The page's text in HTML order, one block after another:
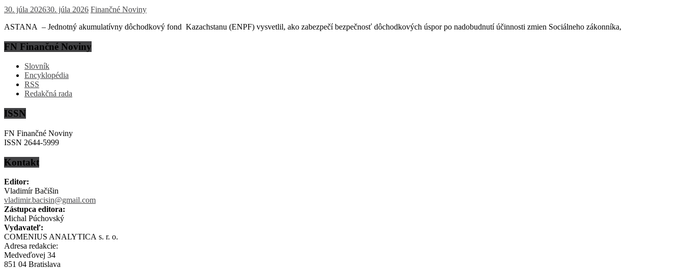
30. júla 202630. júla 2026 Finančné Noviny
ASTANA – Jednotný akumulatívny dôchodkový fond Kazachstanu (ENPF) vysvetlil, ako zabezpečí bezpečnosť dôchodkových úspor po nadobudnutí účinnosti zmien Sociálneho zákonníka,
FN Finančné Noviny
Slovník
Encyklopédia
RSS
Redakčná rada
ISSN
FN Finančné Noviny
ISSN 2644-5999
Kontakt
Editor:
Vladimír Bačišin
vladimir.bacisin@gmail.com
Zástupca editora:
Michal Púchovský
Vydavateľ:
COMENIUS ANALYTICA s. r. o.
Adresa redakcie:
Medveďovej 34
851 04 Bratislava